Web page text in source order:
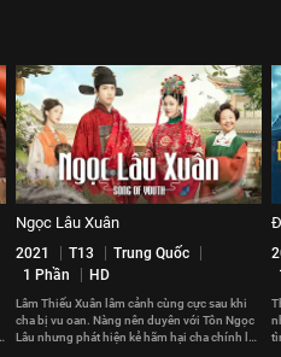
Ngọc Lâu Xuân
2021 T13
Trung Quốc
1 Phần
HD
Lâm Thiếu Xuân lâm cảnh cùng cực sau khi
cha bị vu oan. Nàng nên duyên với Tôn Ngọc
Lâu nhưng phát hiện kẻ hãm hại cha chính là